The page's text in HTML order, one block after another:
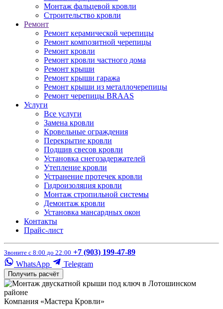
Монтаж фальцевой кровли
Строительство кровли
Ремонт
Ремонт керамической черепицы
Ремонт композитной черепицы
Ремонт кровли
Ремонт кровли частного дома
Ремонт крыши
Ремонт крыши гаража
Ремонт крыши из металлочерепицы
Ремонт черепицы BRAAS
Услуги
Все услуги
Замена кровли
Кровельные ограждения
Перекрытие кровли
Подшив свесов кровли
Установка снегозадержателей
Утепление кровли
Устранение протечек кровли
Гидроизоляция кровли
Монтаж стропильной системы
Демонтаж кровли
Установка мансардных окон
Контакты
Прайс-лист
Звоните с 8:00 до 22:00 +7 (903) 199-47-89
WhatsApp
Telegram
Получить расчёт
Компания «Мастера Кровли»